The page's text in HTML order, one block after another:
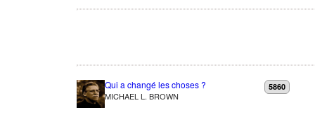
Qui a changé les choses ?
MICHAEL L. BROWN
5860